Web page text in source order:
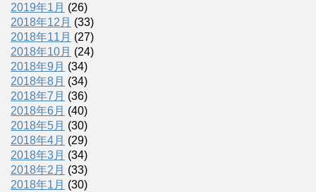
2019年1月 (26)
2018年12月 (33)
2018年11月 (27)
2018年10月 (24)
2018年9月 (34)
2018年8月 (34)
2018年7月 (36)
2018年6月 (40)
2018年5月 (30)
2018年4月 (29)
2018年3月 (34)
2018年2月 (33)
2018年1月 (30)